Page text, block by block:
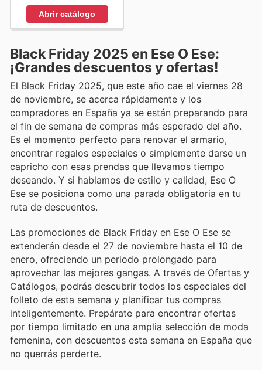
Abrir catálogo
Black Friday 2025 en Ese O Ese:
¡Grandes descuentos y ofertas!
El Black Friday 2025, que este año cae el viernes 28
de noviembre, se acerca rápidamente y los
compradores en España ya se están preparando para
el fin de semana de compras más esperado del año.
Es el momento perfecto para renovar el armario,
encontrar regalos especiales o simplemente darse un
capricho con esas prendas que llevamos tiempo
deseando. Y si hablamos de estilo y calidad, Ese O
Ese se posiciona como una parada obligatoria en tu
ruta de descuentos.
Las promociones de Black Friday en Ese O Ese se
extenderán desde el 27 de noviembre hasta el 10 de
enero, ofreciendo un periodo prolongado para
aprovechar las mejores gangas. A través de Ofertas y
Catálogos, podrás descubrir todos los especiales del
folleto de esta semana y planificar tus compras
inteligentemente. Prepárate para encontrar ofertas
por tiempo limitado en una amplia selección de moda
femenina, con descuentos esta semana en España que
no querrás perderte.